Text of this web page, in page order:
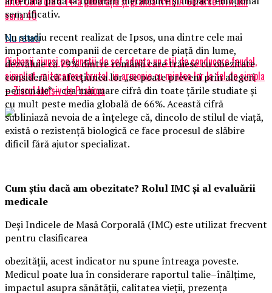
seria 40
Nu ratati
Ciobanii ajunsi pe functii de sef adopta un stil de conducere feudal,
simplist, mitocanesc brutal, in armonie cu mintea lor la fel de simpla
– Ziarul Incisiv de Prahova
semnificativ.
Un studiu recent realizat de Ipsos, una dintre cele mai
importante companii de cercetare de piață din lume,
dezvăluie că 79% dintre românii care trăiesc cu obezitate
consideră că afecțiunea lor „se poate preveni prin alegeri
personale” – cea mai mare cifră din toate țările studiate și
cu mult peste media globală de 66%. Această cifră
subliniază nevoia de a înțelege că, dincolo de stilul de viață,
există o rezistență biologică ce face procesul de slăbire
dificil fără ajutor specializat.
Cum știu dacă am obezitate? Rolul IMC și al evaluării
medicale
Deși Indicele de Masă Corporală (IMC) este utilizat frecvent
pentru clasificarea
obezității, acest indicator nu spune întreaga poveste.
Medicul poate lua în considerare raportul talie–înălțime,
impactul asupra sănătății, calitatea vieții, prezența